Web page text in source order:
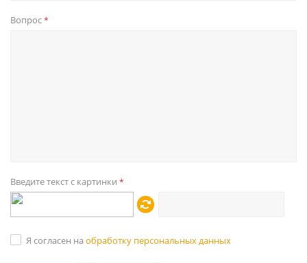
Вопрос*
Введите текст с картинки *
Я согласен на обработку персональных данных